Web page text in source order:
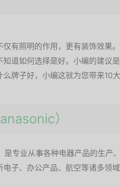
仅有照明的作用，更有装饰效果
知道如何选择是好。小编的建议
么牌子好，小编这就为您带来10
）
是专业从事各种电器产品的生产
电子、办公产品、航空等诸多领